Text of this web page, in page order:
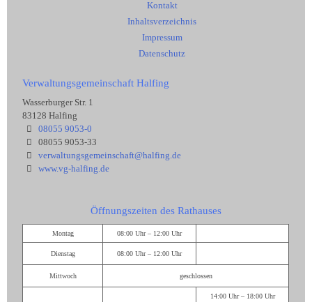
Kontakt
Inhaltsverzeichnis
Impressum
Datenschutz
Verwaltungsgemeinschaft Halfing
Wasserburger Str. 1
83128 Halfing
08055 9053-0
08055 9053-33
verwaltungsgemeinschaft@halfing.de
www.vg-halfing.de
Öffnungszeiten des Rathauses
Montag 08:00 Uhr – 12:00 Uhr
Dienstag 08:00 Uhr – 12:00 Uhr
Mittwoch geschlossen
14:00 Uhr – 18:00 Uhr